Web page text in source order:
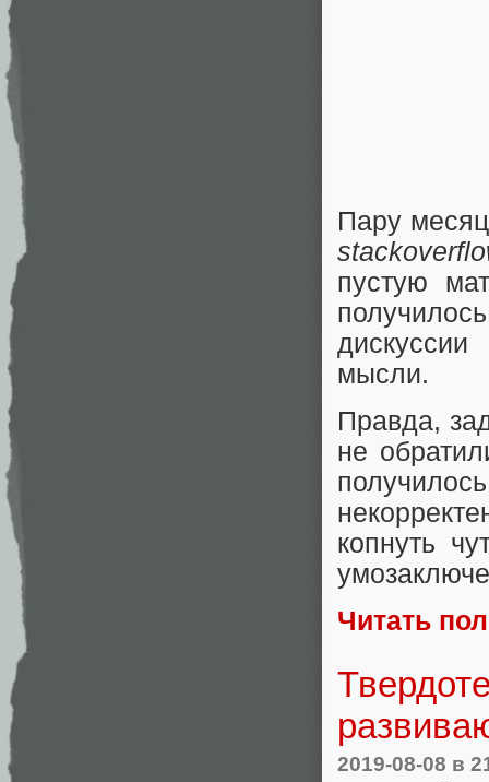
Пару
пустую
мысли.
Правда,
не
копнуть
Читать
2019-08-08 в